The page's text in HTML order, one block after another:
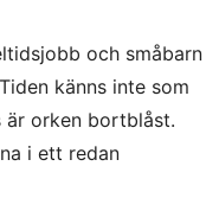
och småbarn
känns inte som
är orken bortblåst.
i ett redan